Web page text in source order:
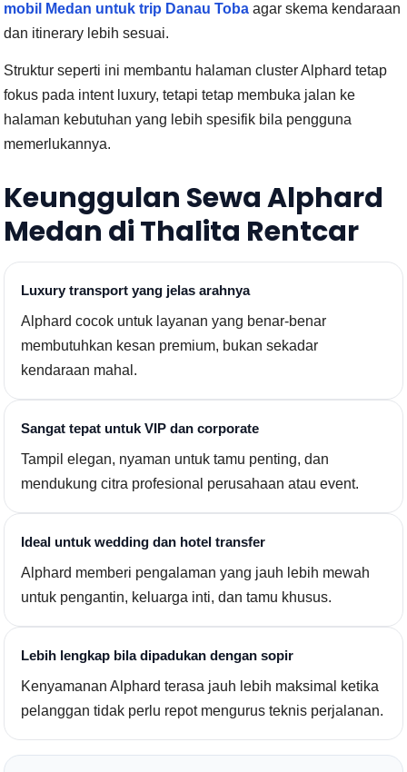
mobil Medan untuk trip Danau Toba agar skema kendaraan
dan itinerary lebih sesuai.
Struktur seperti ini membantu halaman cluster Alphard tetap
fokus pada intent luxury, tetapi tetap membuka jalan ke
halaman kebutuhan yang lebih spesifik bila pengguna
memerlukannya.
Keunggulan Sewa Alphard
Medan di Thalita Rentcar
Luxury transport yang jelas arahnya
Alphard cocok untuk layanan yang benar-benar
membutuhkan kesan premium, bukan sekadar
kendaraan mahal.
Sangat tepat untuk VIP dan corporate
Tampil elegan, nyaman untuk tamu penting, dan
mendukung citra profesional perusahaan atau event.
Ideal untuk wedding dan hotel transfer
Alphard memberi pengalaman yang jauh lebih mewah
untuk pengantin, keluarga inti, dan tamu khusus.
Lebih lengkap bila dipadukan dengan sopir
Kenyamanan Alphard terasa jauh lebih maksimal ketika
pelanggan tidak perlu repot mengurus teknis perjalanan.